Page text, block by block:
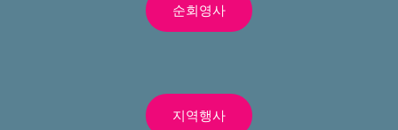
순회영사
지역행사